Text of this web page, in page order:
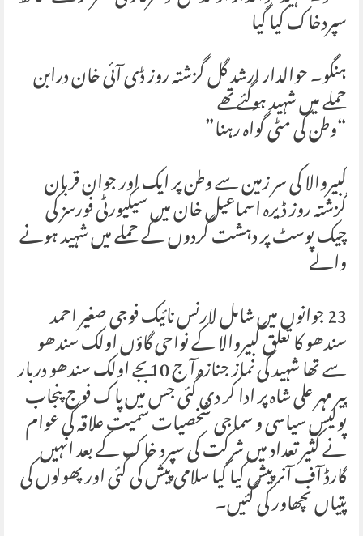
سپردخاک کیا گیا
ہنگو۔ حوالدار ارشد گل گزشتہ روز ڈی آئی خان درابن
حملے میں شہید ہوگئے تھے
“وطن کی مٹی گواہ رہنا”
کبیروالا کی سر زمین سے وطن پر ایک اور جوان قربان
گزشتہ روز ڈیرہ اسماعیل خان میں سیکیورٹی فورسز کی
چیک پوسٹ پر دہشت گردوں کے حملے میں شہید ہونے
والے
23 جوانوں میں شامل لارنس نائیک فوجی صغیر احمد
سندھو کا تعلق کبیروالا کے نواحی گاؤں اولک سندھو
سے تھا شہید کی نماز جنازہ آ ج 10 بجے اولک سندھو دربار
پیر مہر علی شاہ پر ادا کر دی گئی جس میں پاک فوج پنجاب
پولیس سیاسی و سماجی شخصیات سمیت علاقہ کی عوام
نے کثیر تعداد میں شرکت کی سپرد خاک کے بعد انہیں
گارڈ آف آنر پیش کیا گیا سلامی پیش کی گئی اور پھولوں کی
پتیاں نچھاور کی گئیں۔